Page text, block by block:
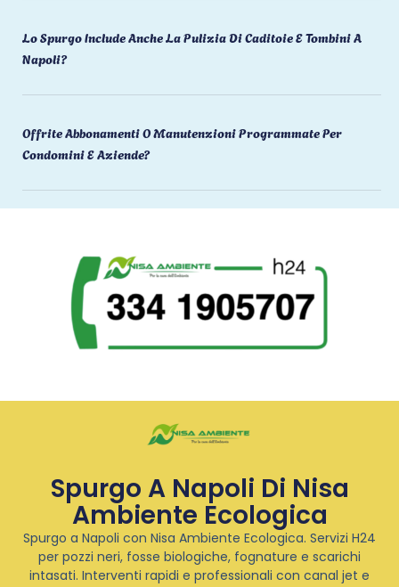
Lo Spurgo Include Anche La Pulizia Di Caditoie E Tombini A
Napoli?
Offrite Abbonamenti O Manutenzioni Programmate Per
Condomini E Aziende?
Spurgo A Napoli Di Nisa
Ambiente Ecologica
Spurgo a Napoli con Nisa Ambiente Ecologica. Servizi H24
per pozzi neri, fosse biologiche, fognature e scarichi
intasati. Interventi rapidi e professionali con canal jet e